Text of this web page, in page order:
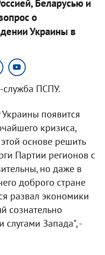
Беларусью и
о
Украины в
служба ПСПУ.
Украины появится
кризиса,
основе решить
Партии регионов с
но даже в
доброго стране
развал экономики
сознательно
Запада", -